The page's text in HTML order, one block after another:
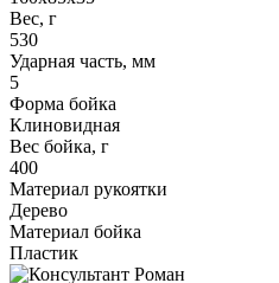
Вес, г
530
Ударная часть, мм
5
Форма бойка
Клиновидная
Вес бойка, г
400
Материал рукоятки
Дерево
Материал бойка
Пластик